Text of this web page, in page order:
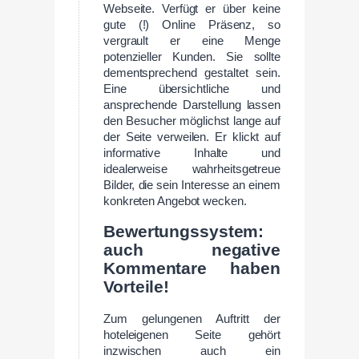
Webseite. Verfügt er über keine
gute (!) Online Präsenz, so
vergrault er eine Menge
potenzieller Kunden. Sie sollte
dementsprechend gestaltet sein.
Eine übersichtliche und
ansprechende Darstellung lassen
den Besucher möglichst lange auf
der Seite verweilen. Er klickt auf
informative Inhalte und
idealerweise wahrheitsgetreue
Bilder, die sein Interesse an einem
konkreten Angebot wecken.
Bewertungssystem:
auch negative
Kommentare haben
Vorteile!
Zum gelungenen Auftritt der
hoteleigenen Seite gehört
inzwischen auch ein